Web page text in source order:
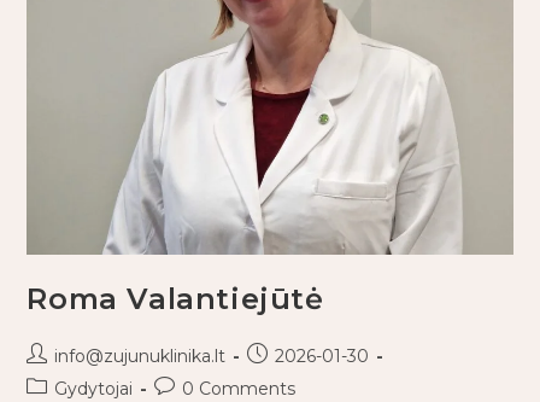
Roma Valantiejūtė
info@zujunuklinika.lt
2026-01-30
Gydytojai
0 Comments